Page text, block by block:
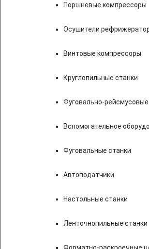
Поршневые компрессоры
Осушители
Винтовые компрессоры
Круглопильные станки
Фуговально-рейсмусовые
Вспомогательное
Фуговальные станки
Автоподатчики
Настольные станки
Ленточнопильные станки
Форматно-раскроечные